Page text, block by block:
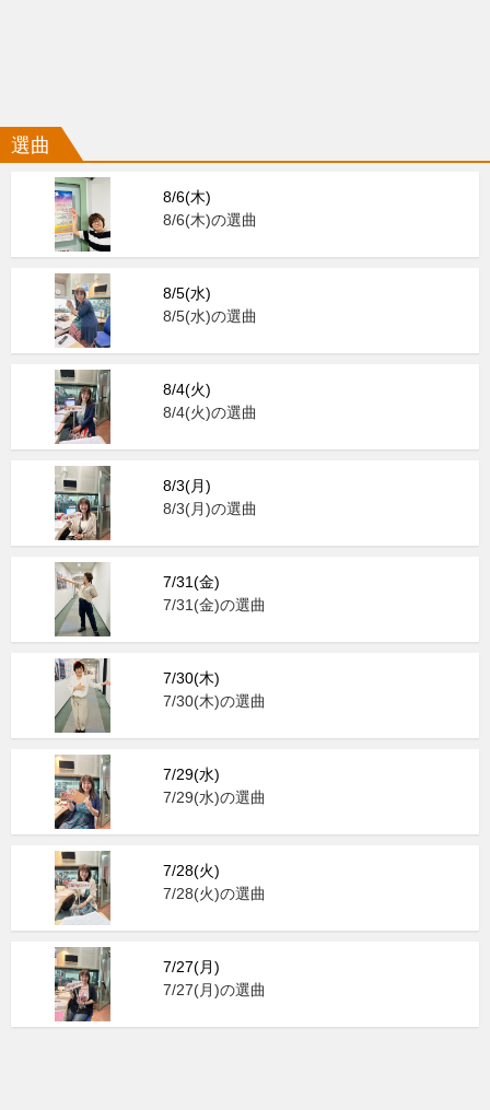
選曲
8/6(木)
8/6(木)の選曲
8/5(水)
8/5(水)の選曲
8/4(火)
8/4(火)の選曲
8/3(月)
8/3(月)の選曲
7/31(金)
7/31(金)の選曲
7/30(木)
7/30(木)の選曲
7/29(水)
7/29(水)の選曲
7/28(火)
7/28(火)の選曲
7/27(月)
7/27(月)の選曲